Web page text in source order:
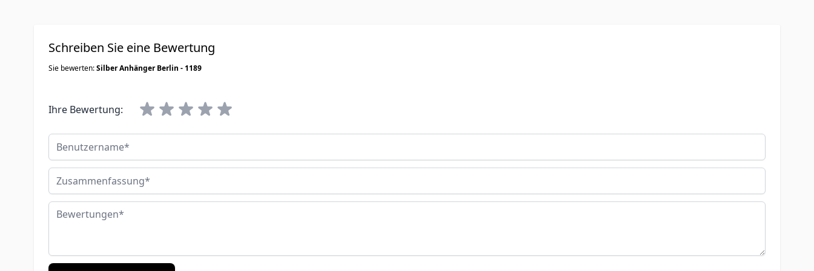
Schreiben Sie eine Bewertung
Sie bewerten:Silber Anhänger Berlin - 1189
Ihre Bewertung:
Benutzername
Zusammenfassung
Bewertungen